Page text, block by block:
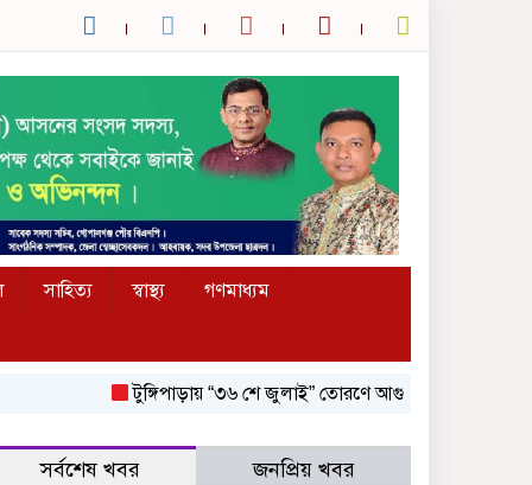
সাহিত্য স্বাস্থ্য
গণমাধ্যম
টুঙ্গিপাড়ায় “৩৬ শে জুলাই” তোরণে আগুন; ৭৫ জনকে আসামি করে
সর্বশেষ খবর জনপ্রিয় খবর